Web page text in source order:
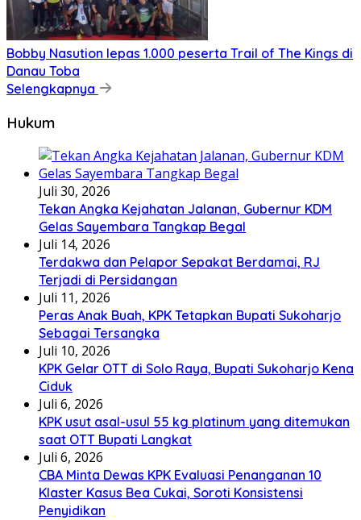
Bobby Nasution lepas 1.000 peserta Trail of The Kings di
Danau Toba
Selengkapnya
Hukum
Juli 30, 2026
Tekan Angka Kejahatan Jalanan, Gubernur KDM
Gelas Sayembara Tangkap Begal
Juli 14, 2026
Terdakwa dan Pelapor Sepakat Berdamai, RJ
Terjadi di Persidangan
Juli 11, 2026
Peras Anak Buah, KPK Tetapkan Bupati Sukoharjo
Sebagai Tersangka
Juli 10, 2026
KPK Gelar OTT di Solo Raya, Bupati Sukoharjo Kena
Ciduk
Juli 6, 2026
KPK usut asal-usul 55 kg platinum yang ditemukan
saat OTT Bupati Langkat
Juli 6, 2026
CBA Minta Dewas KPK Evaluasi Penanganan 10
Klaster Kasus Bea Cukai, Soroti Konsistensi
Penyidikan